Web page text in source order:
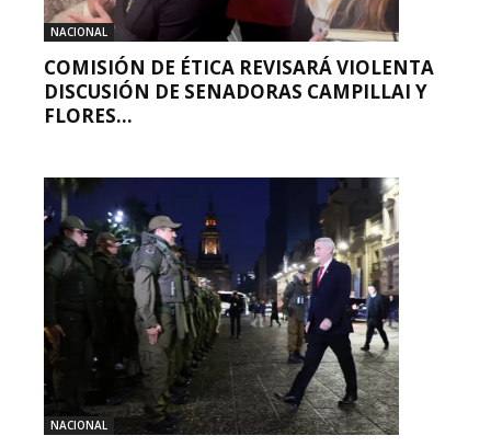
NACIONAL
COMISIÓN DE ÉTICA REVISARÁ VIOLENTA
DISCUSIÓN DE SENADORAS CAMPILLAI Y
FLORES...
NACIONAL